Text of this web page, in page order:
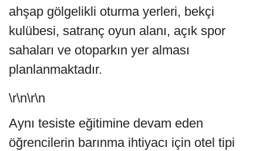
ahşap gölgelikli oturma yerleri, bekçi
kulübesi, satranç oyun alanı, açık spor
sahaları ve otoparkın yer alması
planlanmaktadır.
\r\n\r\n
Aynı tesiste eğitimine devam eden
öğrencilerin barınma ihtiyacı için otel tipi